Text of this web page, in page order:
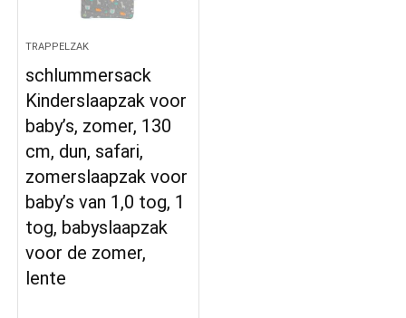
TRAPPELZAK
schlummersack
Kinderslaapzak voor
baby’s, zomer, 130
cm, dun, safari,
zomerslaapzak voor
baby’s van 1,0 tog, 1
tog, babyslaapzak
voor de zomer,
lente